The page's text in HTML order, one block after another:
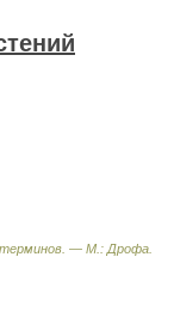
терминов. — М.: Дрофа